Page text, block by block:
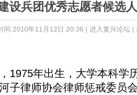
设兵团优秀志愿者候选
间:2010年11月12日 20:36 | 进入复兴论坛|
年出生，大学本科学
子律师协会律师惩戒委员